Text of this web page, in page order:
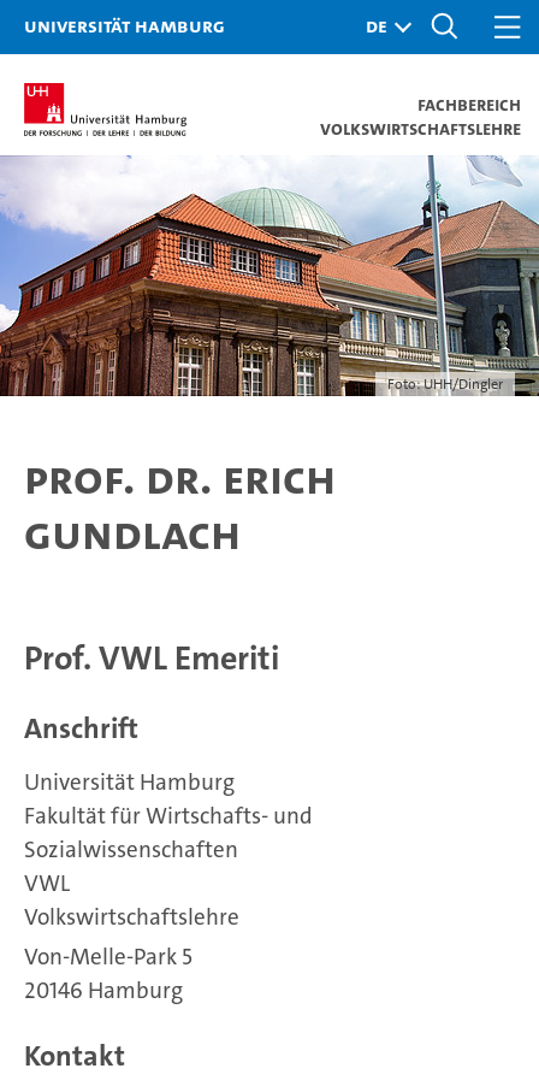
Universität Hamburg
Fachbereich
Volkswirtschaftslehre
Foto: UHH/Dingler
Prof. Dr. Erich
Gundlach
Prof. VWL Emeriti
Anschrift
Universität Hamburg
Fakultät für Wirtschafts- und
Sozialwissenschaften
VWL
Volkswirtschaftslehre
Von-Melle-Park 5
20146 Hamburg
Kontakt